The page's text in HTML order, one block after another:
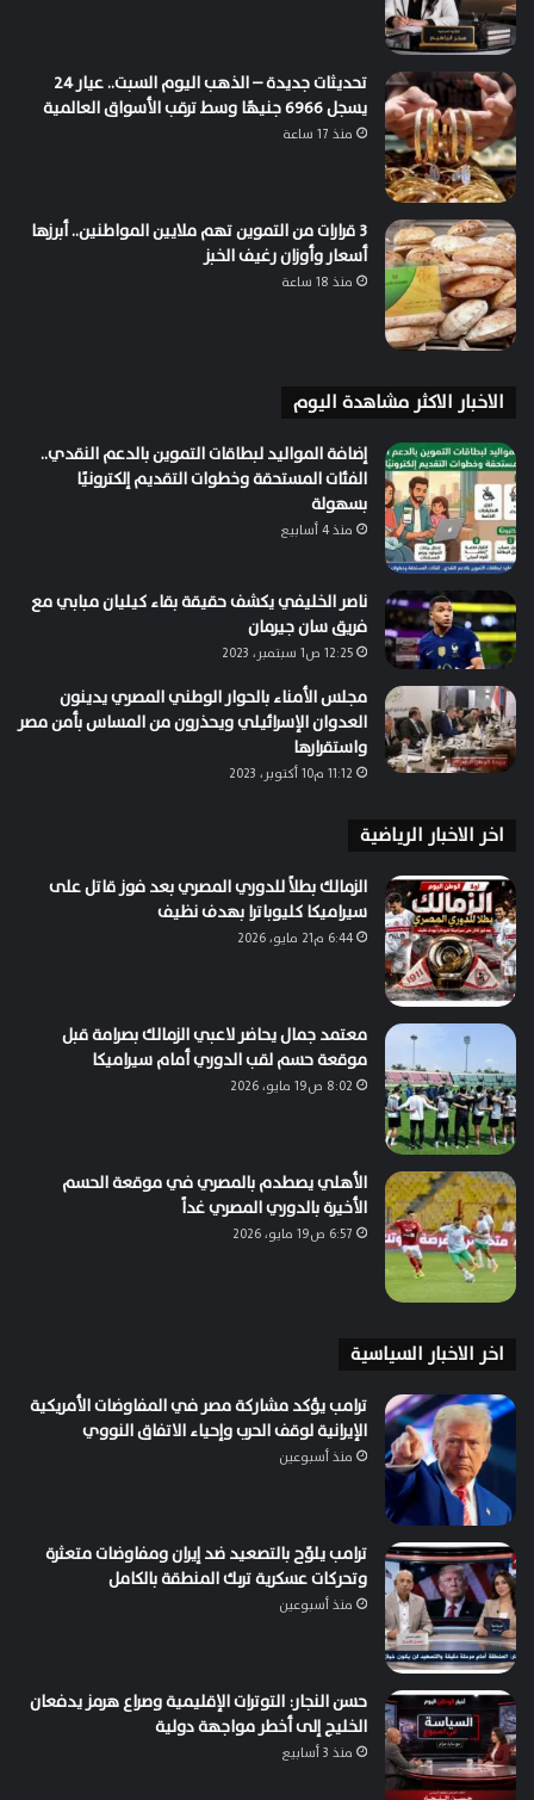
تحديثات جديدة – الذهب اليوم السبت.. عيار 24
يسجل 6966 جنيهًا وسط ترقب الأسواق العالمية
منذ 17 ساعة
3 قرارات من التموين تهم ملايين المواطنين.. أبرزها
أسعار وأوزان رغيف الخبز
منذ 18 ساعة
الاخبار الاكثر مشاهدة اليوم
إضافة المواليد لبطاقات التموين بالدعم النقدي..
الفئات المستحقة وخطوات التقديم إلكترونيًا
بسهولة
منذ 4 أسابيع
ناصر الخليفي يكشف حقيقة بقاء كيليان مبابي مع
فريق سان جيرمان
12:25 ص1 سبتمبر، 2023
مجلس الأمناء بالحوار الوطني المصري يدينون
العدوان الإسرائيلي ويحذرون من المساس بأمن مصر
واستقرارها
11:12 م10 أكتوبر، 2023
اخر الاخبار الرياضية
الزمالك بطلاً للدوري المصري بعد فوز قاتل على
سيراميكا كليوباترا بهدف نظيف
6:44 م21 مايو، 2026
معتمد جمال يحاضر لاعبي الزمالك بصرامة قبل
موقعة حسم لقب الدوري أمام سيراميكا
8:02 ص19 مايو، 2026
الأهلي يصطدم بالمصري في موقعة الحسم
الأخيرة بالدوري المصري غداً
6:57 ص19 مايو، 2026
اخر الاخبار السياسية
ترامب يؤكد مشاركة مصر في المفاوضات الأمريكية
الإيرانية لوقف الحرب وإحياء الاتفاق النووي
منذ أسبوعين
ترامب يلوّح بالتصعيد ضد إيران ومفاوضات متعثرة
وتحركات عسكرية تربك المنطقة بالكامل
منذ أسبوعين
حسن النجار: التوترات الإقليمية وصراع هرمز يدفعان
الخليج إلى أخطر مواجهة دولية
منذ 3 أسابيع